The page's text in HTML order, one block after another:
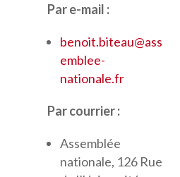
Par e-mail :
benoit.biteau@ass
emblee-
nationale.fr
Par courrier :
Assemblée
nationale, 126 Rue